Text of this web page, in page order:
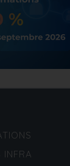
INFRA